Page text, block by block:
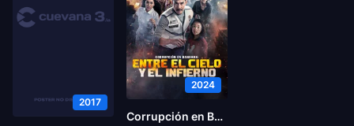
2017
2024
Corrupción en Bangkok: Entre el cielo y el infierno